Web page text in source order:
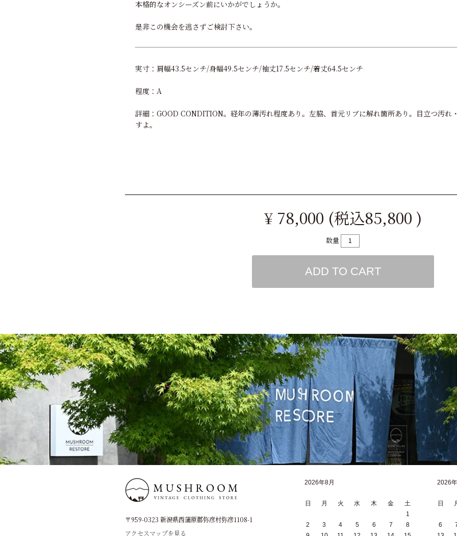
本格的なオンシーズン前にいかがでしょうか。
是非この機会を逃さずご検討下さい。
実寸：肩幅43.5センチ/身幅49.5センチ/袖丈17.5センチ/着丈64.5センチ
程度：A
詳細：GOOD CONDITION。経年の薄汚れ程度あり。左脇、首元リブに解れ箇所あり。目立つ汚れ
すよ。
¥ 78,000 (税込85,800 )
数量
ADD TO CART
〒959-0323 新潟県西蒲原郡弥彦村弥彦1108-1
アクセスマップを見る
2026年8月
日 月 火 水 木 金
土
1
2
3 4 5 6 7
8
2026
日
6